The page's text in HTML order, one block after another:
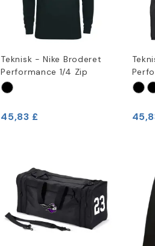
Teknisk - Nike Broderet
Performance 1/4 Zip
45,83 £